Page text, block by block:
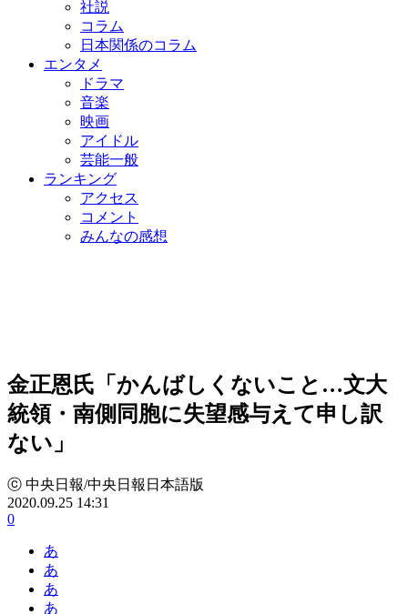
社説
コラム
日本関係のコラム
エンタメ
ドラマ
音楽
映画
アイドル
芸能一般
ランキング
アクセス
コメント
みんなの感想
金正恩氏「かんばしくないこと…文大
統領・南側同胞に失望感与えて申し訳
ない」
ⓒ 中央日報/中央日報日本語版
2020.09.25 14:31
0
あ
あ
あ
あ